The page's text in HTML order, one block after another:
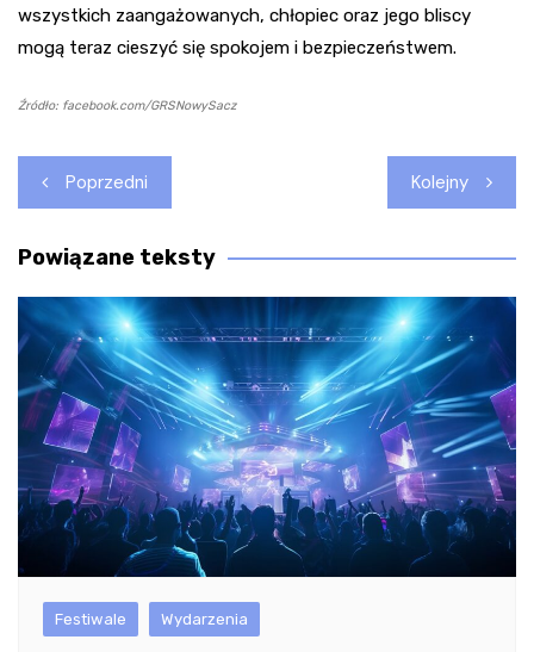
wszystkich zaangażowanych, chłopiec oraz jego bliscy
mogą teraz cieszyć się spokojem i bezpieczeństwem.
Źródło: facebook.com/GRSNowySacz
Nawigacja
wpisu
Poprzedni Kolejny
Powiązane teksty
Festiwale Wydarzenia